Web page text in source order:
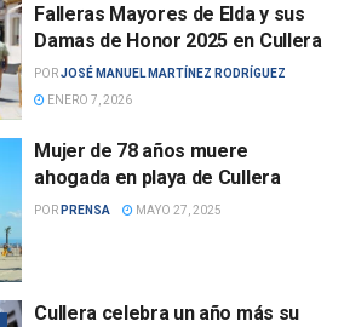
Falleras Mayores de Elda y sus
Damas de Honor 2025 en Cullera
PORJOSÉ MANUEL MARTÍNEZ RODRÍGUEZ
ENERO 7, 2026
Mujer de 78 años muere
ahogada en playa de Cullera
POR PRENSA MAYO 27, 2025
Cullera celebra un año más su